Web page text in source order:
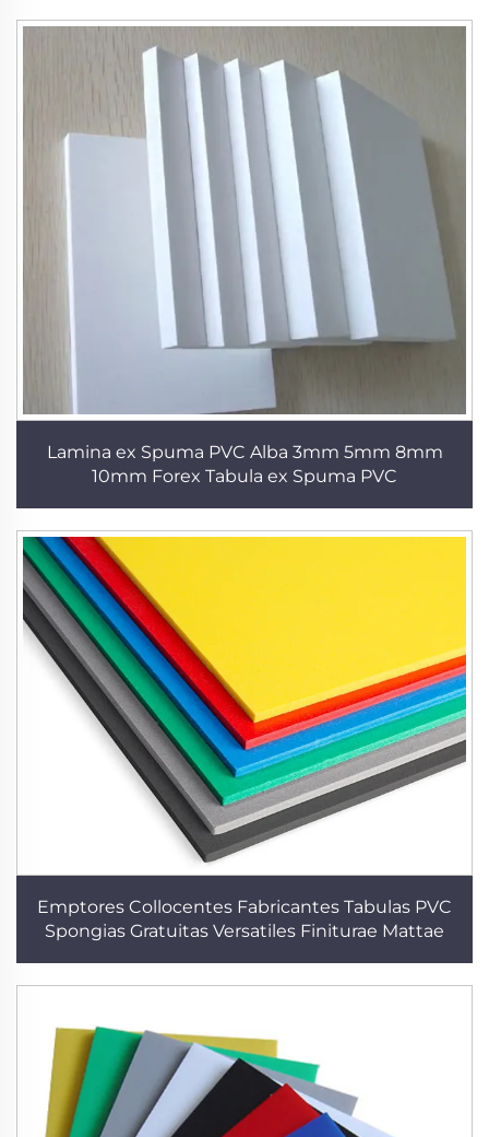
Lamina ex Spuma PVC Alba 3mm 5mm 8mm
10mm Forex Tabula ex Spuma PVC
Emptores Collocentes Fabricantes Tabulas PVC
Spongias Gratuitas Versatiles Finiturae Mattae